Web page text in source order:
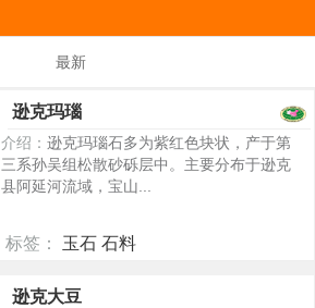
最新
逊克玛瑙
介绍： 逊克玛瑙石多为紫红色块状，产于第
三系孙吴组松散砂砾层中。主要分布于逊克
县阿延河流域，宝山...
标签： 玉石 石料
逊克大豆